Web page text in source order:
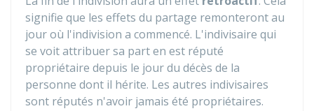
signifie que les effets du partage remonteront au
jour où l'indivision a commencé. L'indivisaire qui
se voit attribuer sa part en est réputé
propriétaire depuis le jour du décès de la
personne dont il hérite. Les autres indivisaires
sont réputés n'avoir jamais été propriétaires.